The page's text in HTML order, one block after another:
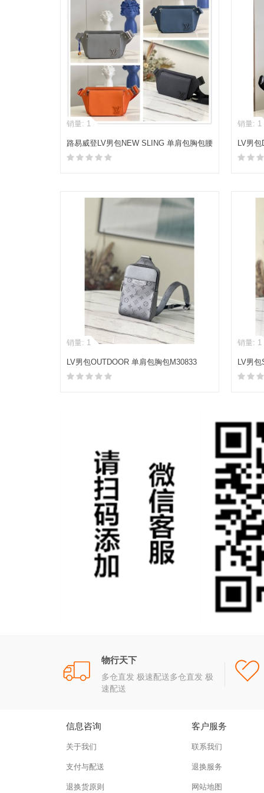
销量: 1
路易威登LV男包NEW SLING 单肩包胸包腰
包M59625
销量: 1
LV男
销量: 1
LV男包OUTDOOR 单肩包胸包M30833
销量: 1
LV男
物行天下
多仓直发 极速配送多仓直发 极
速配送
信息咨询
关于我们
支付与配送
退换货原则
客户服务
联系我们
退换服务
网站地图